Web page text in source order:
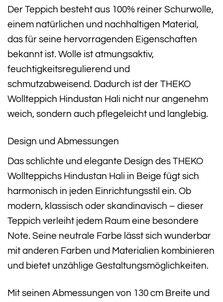
Der Teppich besteht aus 100% reiner Schurwolle,
einem natürlichen und nachhaltigen Material,
das für seine hervorragenden Eigenschaften
bekannt ist. Wolle ist atmungsaktiv,
feuchtigkeitsregulierend und
schmutzabweisend. Dadurch ist der THEKO
Wollteppich Hindustan Hali nicht nur angenehm
weich, sondern auch pflegeleicht und langlebig.
Design und Abmessungen
Das schlichte und elegante Design des THEKO
Wollteppichs Hindustan Hali in Beige fügt sich
harmonisch in jeden Einrichtungsstil ein. Ob
modern, klassisch oder skandinavisch – dieser
Teppich verleiht jedem Raum eine besondere
Note. Seine neutrale Farbe lässt sich wunderbar
mit anderen Farben und Materialien kombinieren
und bietet unzählige Gestaltungsmöglichkeiten.
Mit seinen Abmessungen von 130 cm Breite und